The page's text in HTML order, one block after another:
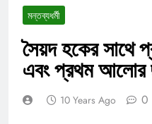
মন্তব্যধর্মী
সৈয়দ হকের সাথে
এবং প্রথম আলোর
10 Years Ago 0